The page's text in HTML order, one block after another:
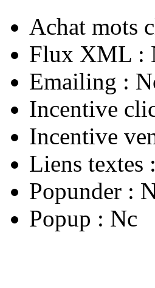
Achat mots
Flux XML :
Emailing :
Incentive
Incentive
Liens textes :
Popunder :
Popup : Nc